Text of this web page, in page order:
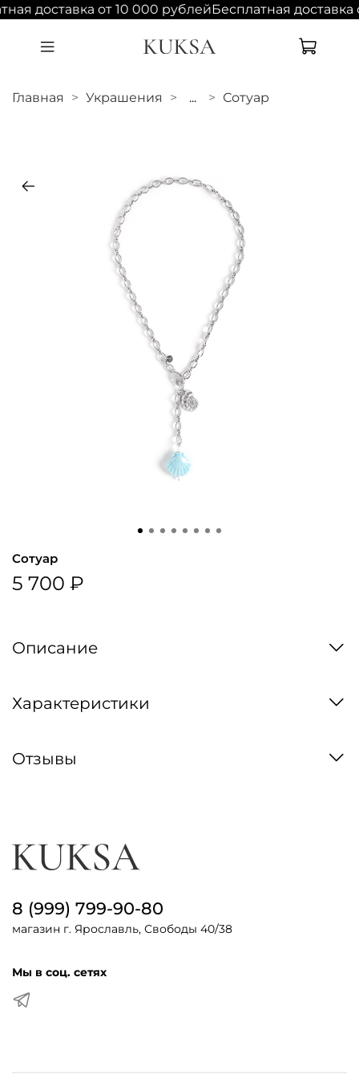
доставка от 10 000 рублейБесплатная доставка
Главная Украшения ... Сотуар
Сотуар
5 700 ₽
Описание
Характеристики
Отзывы
8 (999) 799-90-80
магазин г. Ярославль, Свободы 40/38
Мы в соц. сетях